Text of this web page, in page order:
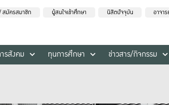
สมัครสมาชิก ผู้สนใจเข้าศึกษา นิสิตปัจจุบัน อาจา
รสังคม ทุนการศึกษา ข่าวสาร/กิจกรรม